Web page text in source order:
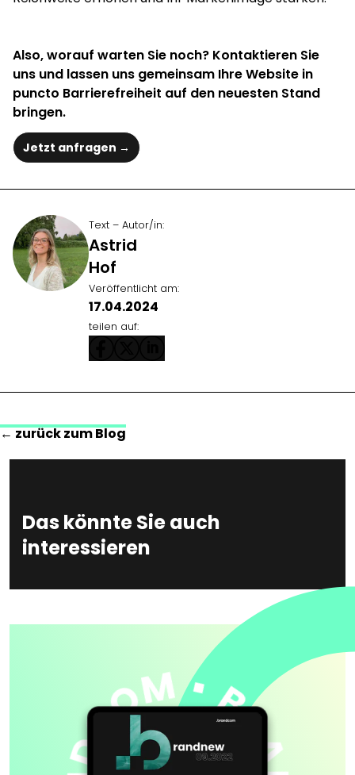
Also, worauf warten Sie noch? Kontaktieren Sie
uns und lassen uns gemeinsam Ihre Website in
puncto Barrierefreiheit auf den neuesten Stand
bringen.
Jetzt anfragen →
Text – Autor/in:
Astrid
Hof
Veröffentlicht am:
17.04.2024
teilen auf:
← zurück zum Blog
Das könnte Sie auch
interessieren